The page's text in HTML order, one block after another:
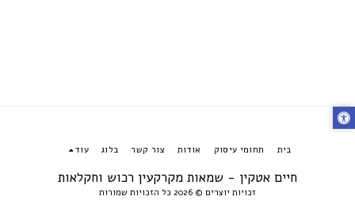
חיים אטקין - שמאות מקרקעין רכוש וחקלאות
זכויות יוצרים © 2026 כל הזכויות שמורות
בית תחומי עיסוק אודות צור קשר בלוג עוד